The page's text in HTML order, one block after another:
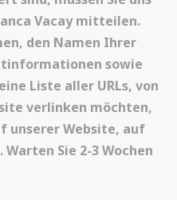
Vacay mitteilen.
den Namen Ihrer
sowie
Liste aller URLs, von
verlinken möchten,
unserer Website, auf
Sie 2-3 Wochen